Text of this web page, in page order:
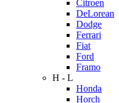
Citroen
DeLorean
Dodge
Ferrari
Fiat
Ford
Framo
H - L
Honda
Horch